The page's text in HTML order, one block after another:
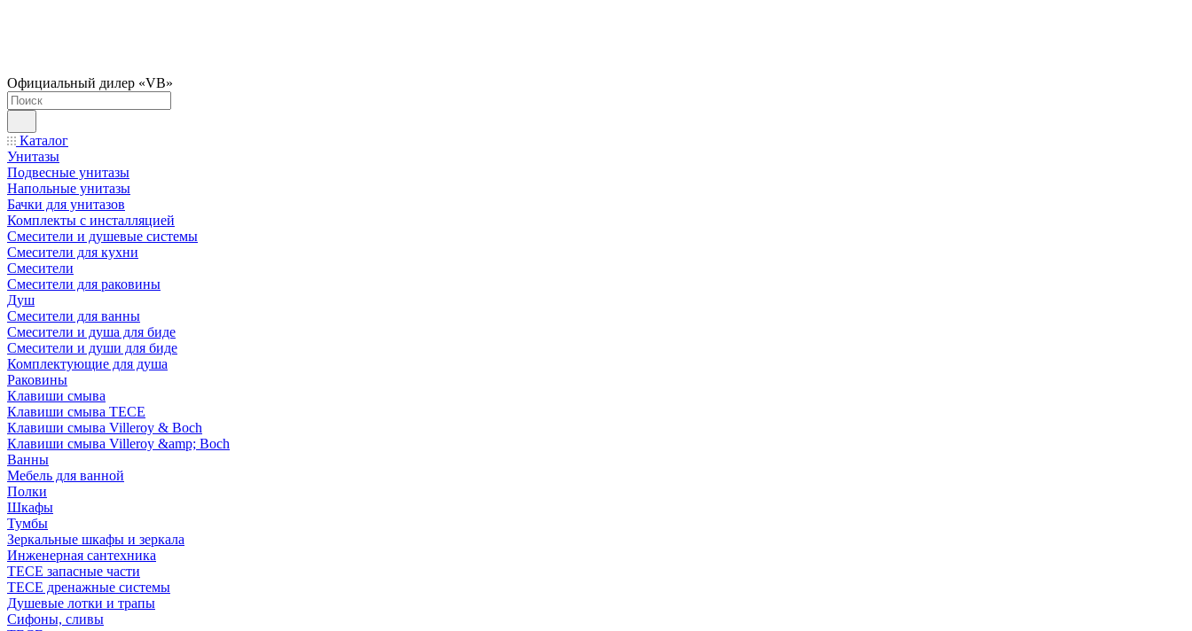
Официальный дилер «VB»
Каталог
Унитазы
Подвесные унитазы
Напольные унитазы
Бачки для унитазов
Комплекты с инсталляцией
Смесители и душевые системы
Смесители для кухни
Смесители
Смесители для раковины
Душ
Смесители для ванны
Смесители и душа для биде
Смесители и души для биде
Комплектующие для душа
Раковины
Клавиши смыва
Клавиши смыва TECE
Клавиши смыва Villeroy & Boch
Клавиши смыва Villeroy &amp; Boch
Ванны
Мебель для ванной
Полки
Шкафы
Тумбы
Зеркальные шкафы и зеркала
Инженерная сантехника
TECE запасные части
TECE дренажные системы
Душевые лотки и трапы
Сифоны, сливы